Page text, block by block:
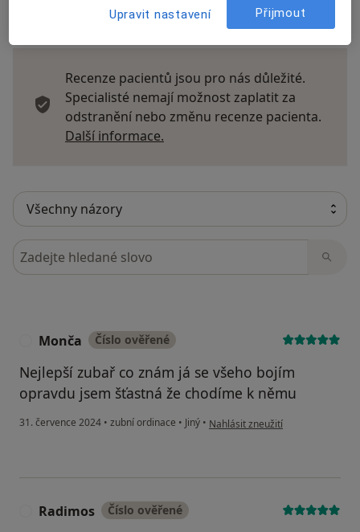
Recenze pacientů jsou pro nás důležité.
Specialisté nemají možnost zaplatit za
odstranění nebo změnu recenze pacienta.
Další informace.
Hledejte v názorech
Monča Číslo ověřené
Nejlepší zubař co znám já se všeho bojím
opravdu jsem šťastná že chodíme k němu
31. července 2024 • zubní ordinace • Jiný • podle názoru uživatele Monča
Nahlásit zneužití
Radimos Číslo ověřené
Upravit nastavení Přijmout